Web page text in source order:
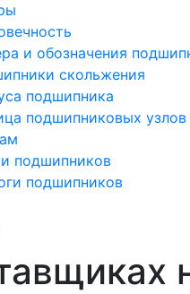
и обозначения
скольжения
подшипника
подшипниковых узлов
подшипников
подшипников